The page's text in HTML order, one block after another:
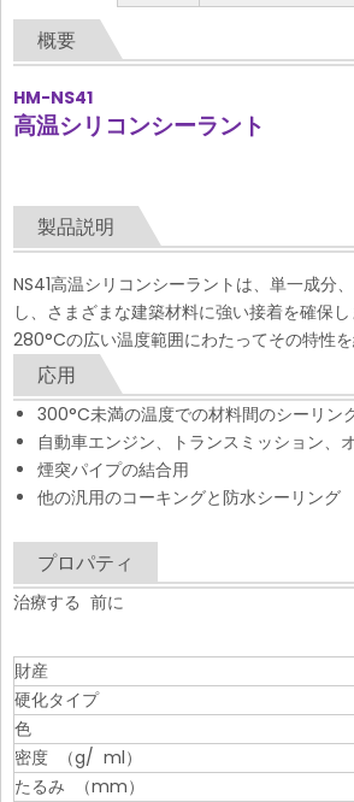
耐候性建築建設シーラントと接着剤中性硬化オキシムシリコン SS2700FRニュートラルシリコン SS2649 建築用シリコーン耐候性接着剤 SS2641 ユニバーサルシリコーンシーラント SS2230 ユニバーサルシリコーンシーラント SS2611 一液中性シリコーン美容シーラント 木の床、巾木、家具、壁紙、セラミックタイル、洗面台、アルミニウム合金、アルミニウムプラスチックパネルに適しています ガスケットを交換するためのSS5569 RTVシリコンシーラント
概要
HM-NS41
高温シリコンシーラント
製品説明
NS41高温シリコンシーラントは、単一成分
し、さまざまな建築材料に強い接着を確保
280°Cの広い温度範囲にわたってその特性
応用
300°C未満の温度での材料間のシーリン
自動車エンジン、トランスミッション、
煙突パイプの結合用
他の汎用のコーキングと防水シーリング
プロパティ
治療する 前に
財産
硬化タイプ
色
密度 （g/ ml）
たるみ （mm）